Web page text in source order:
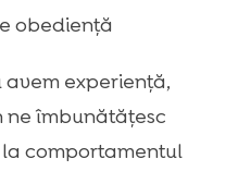
obediență
avem experiență,
îmbunătățesc
comportamentul